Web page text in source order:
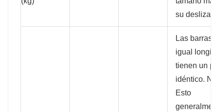
su
Las barras
igual
tienen un
idéntico.
Esto